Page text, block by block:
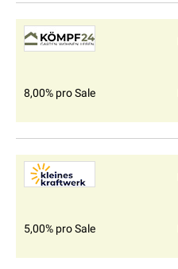
8,00% pro Sale
5,00% pro Sale